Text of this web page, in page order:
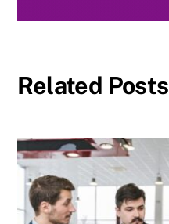
Related Posts